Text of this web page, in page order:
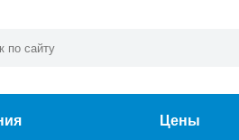
Цены